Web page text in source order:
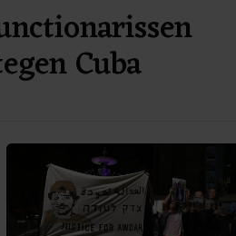
Cuba